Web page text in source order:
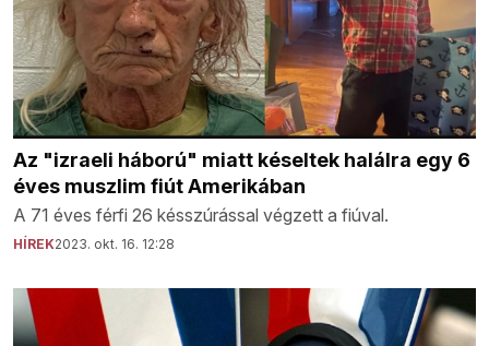
Az "izraeli háború" miatt késeltek halálra egy 6
éves muszlim fiút Amerikában
A 71 éves férfi 26 késszúrással végzett a fiúval.
HÍREK2023. okt. 16. 12:28